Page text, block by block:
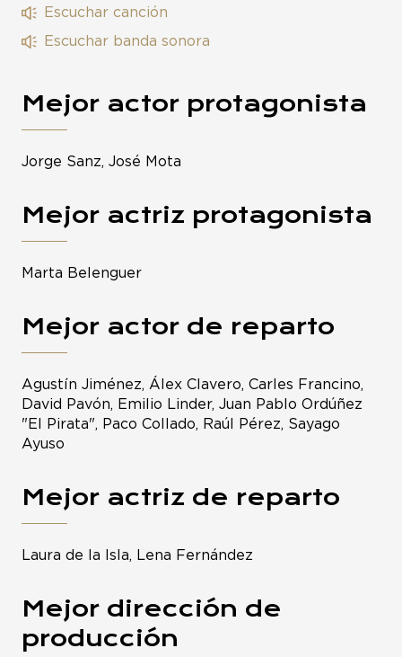
Escuchar canción
Escuchar banda sonora
Mejor actor protagonista
Jorge Sanz, José Mota
Mejor actriz protagonista
Marta Belenguer
Mejor actor de reparto
Agustín Jiménez, Álex Clavero, Carles Francino,
David Pavón, Emilio Linder, Juan Pablo Ordúñez
"El Pirata", Paco Collado, Raúl Pérez, Sayago
Ayuso
Mejor actriz de reparto
Laura de la Isla, Lena Fernández
Mejor dirección de
producción